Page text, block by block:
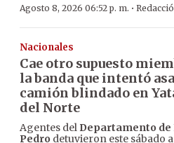
Agosto 8, 2026 06:52 p. m. ·
Nacionales
Cae otro supuesto
la banda que intentó
camión blindado en
del Norte
Agentes del Departamento
Pedro detuvieron este sábado